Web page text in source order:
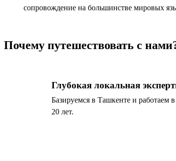
сопровождение на большинстве мировых
Почему путешествовать с
Глубокая локальная
Базируемся в Ташкенте и работаем
20 лет.